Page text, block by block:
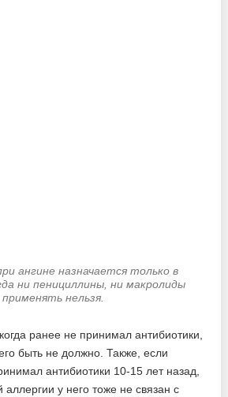
ангине назначается только в
ни пенициллины, ни макролиды
применять нельзя.
ранее не принимал антибиотики,
быть не должно. Также, если
антибиотики 10-15 лет назад,
аллергии у него тоже не связан с